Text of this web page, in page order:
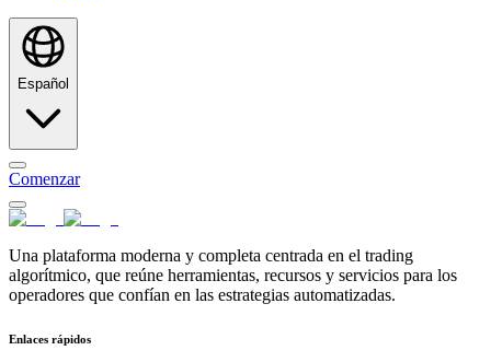
Español
Comenzar
Una plataforma moderna y completa centrada en el trading
algorítmico, que reúne herramientas, recursos y servicios para los
operadores que confían en las estrategias automatizadas.
Enlaces rápidos